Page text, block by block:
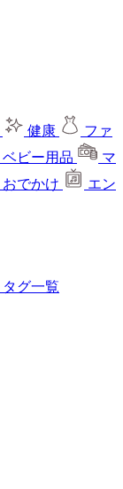
健康
ファ
ベビー用品
マ
おでかけ
エン
タグ一覧